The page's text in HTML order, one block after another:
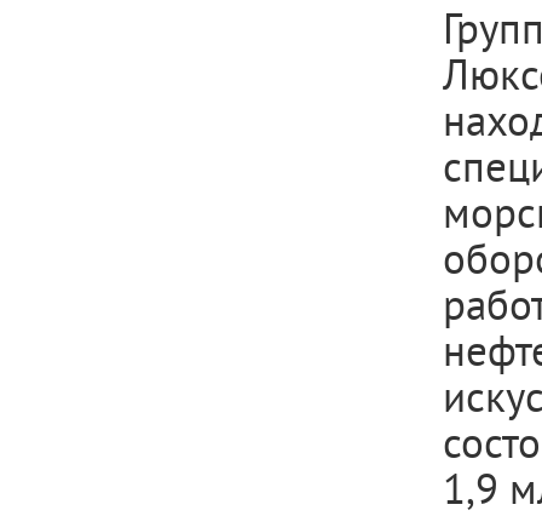
1,9